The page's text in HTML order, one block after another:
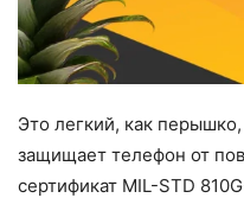
Это легкий, как
защищает телефон от
сертификат MIL-STD